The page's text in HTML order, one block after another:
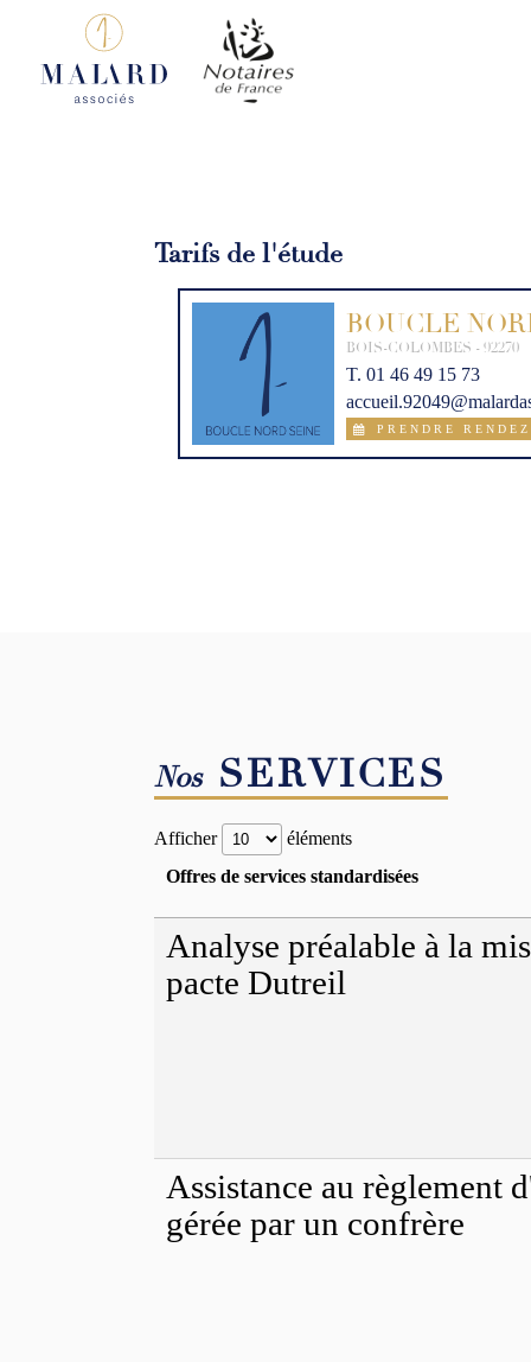
Tarifs de l'étude
BOUCLE
BOIS-COLOMBES - 92270
T. 01 46 49 15 73
 PRENDRE
Nos SERVICES
Afficher
éléments
Offres de services standardisées
Analyse préalable à la
pacte Dutreil
Assistance au règlement
gérée par un confrère